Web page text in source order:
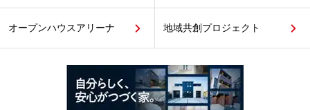
オープンハウスアリーナ 地域共創プロジェクト